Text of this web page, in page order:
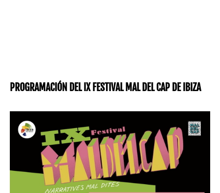
PROGRAMACIÓN DEL IX FESTIVAL MAL DEL CAP DE IBIZA